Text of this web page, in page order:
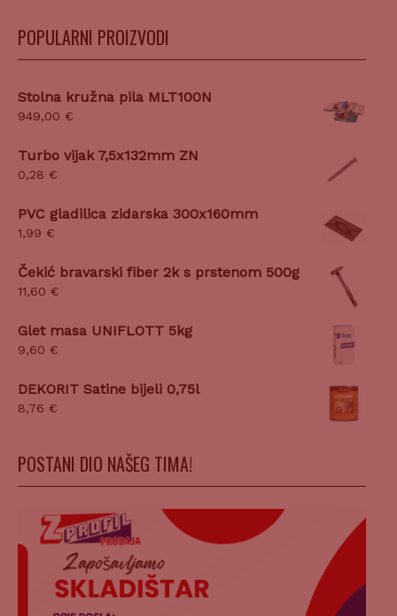
POPULARNI PROIZVODI
Stolna kružna pila MLT100N
949,00 €
Turbo vijak 7,5x132mm ZN
0,28 €
PVC gladilica zidarska 300x160mm
1,99 €
Čekić bravarski fiber 2k s prstenom 500g
11,60 €
Glet masa UNIFLOTT 5kg
9,60 €
DEKORIT Satine bijeli 0,75l
8,76 €
POSTANI DIO NAŠEG TIMA!